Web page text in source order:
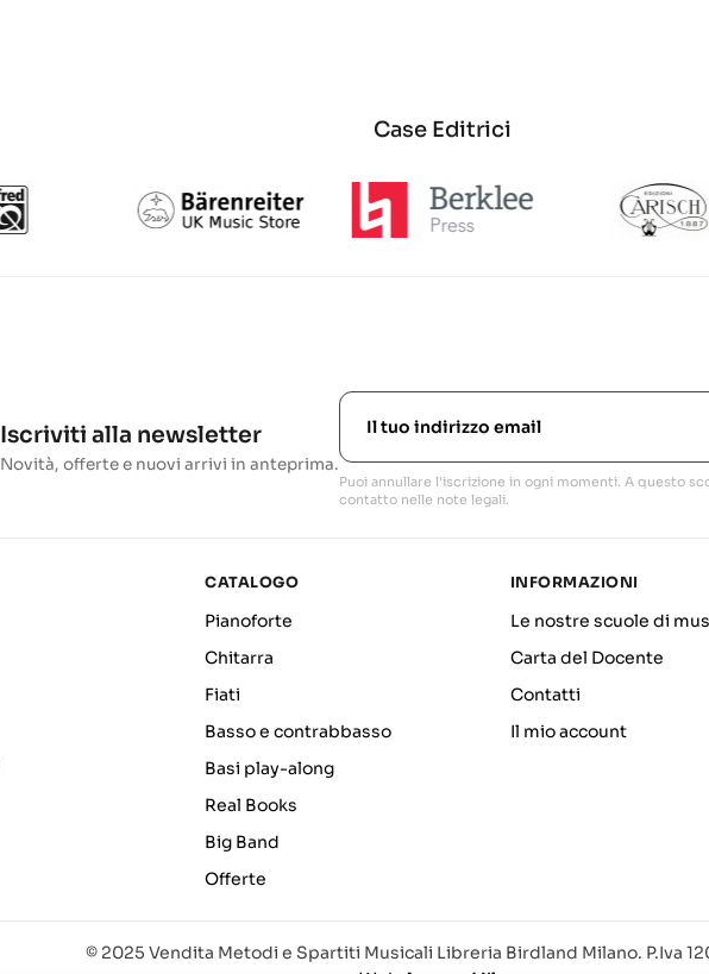
Case Editrici
Iscriviti alla newsletter
Novità, offerte e nuovi arrivi in anteprima.
Puoi annullare l'iscrizione in ogni momenti. A questo
contatto nelle note legali.
CATALOGO
Pianoforte
Chitarra
Fiati
Basso e contrabbasso
Basi play-along
Real Books
Big Band
Offerte
INFORMAZIONI
Le nostre scuole di
Carta del Docente
Contatti
Il mio account
© 2025 Vendita Metodi e Spartiti Musicali Libreria Birdland Milano. P.Iva